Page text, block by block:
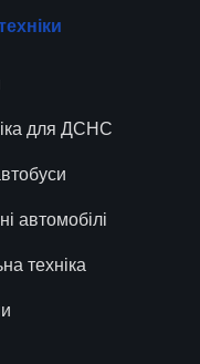
для ДСНС
автомобілі
техніка